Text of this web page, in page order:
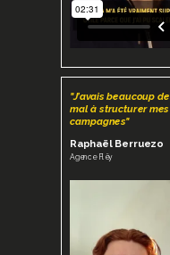
"J’avais beaucoup de
mal à structurer mes
campagnes"
Raphaël Berruezo
Agence Flëy